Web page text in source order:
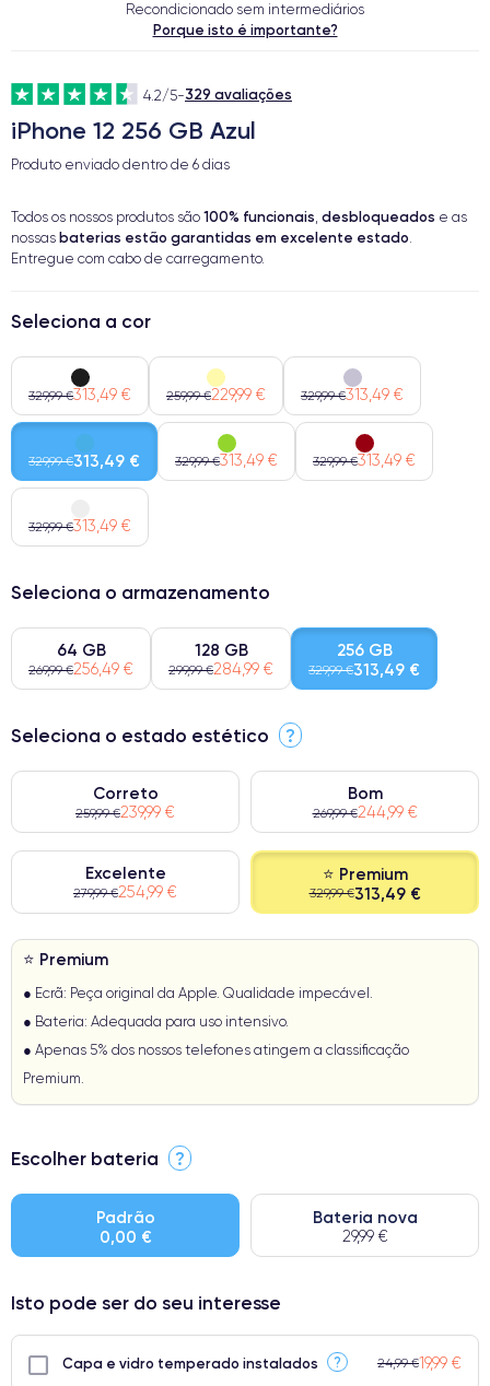
Recondicionado sem intermediários
Porque isto é importante?
4.2/5-329 avaliações
iPhone 12 256 GB Azul
Produto enviado dentro de 6 dias
Todos os nossos produtos são 100% funcionais, desbloqueados e as
nossas baterias estão garantidas em excelente estado.
Entregue com cabo de carregamento.
Seleciona a cor
329,99 €313,49 € 259,99 €229,99 € 329,99 €313,49 €
329,99 €313,49 € 329,99 €313,49 € 329,99 €313,49 €
329,99 €313,49 €
Seleciona o armazenamento
64 GB
269,99 €256,49 €
128 GB
299,99 €284,99 €
256 GB
329,99 €313,49 €
Seleciona o estado estético ?
Correto
259,99 €239,99 €
Bom
269,99 €244,99 €
Excelente
279,99 €254,99 €
⭐ Premium
329,99 €313,49 €
⭐ Premium
● Ecrã: Peça original da Apple. Qualidade impecável.
● Bateria: Adequada para uso intensivo.
● Apenas 5% dos nossos telefones atingem a classificação
Premium.
Escolher bateria ?
Padrão
0,00 €
Bateria nova
29,99 €
Isto pode ser do seu interesse
Capa e vidro temperado instalados ? 24,99 €19,99 €